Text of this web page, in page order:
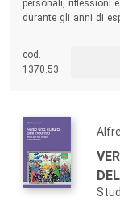
personali, riflessioni
durante gli anni di
specificità del suo
impegno civico e
suggeriscono
cod.
1370.53